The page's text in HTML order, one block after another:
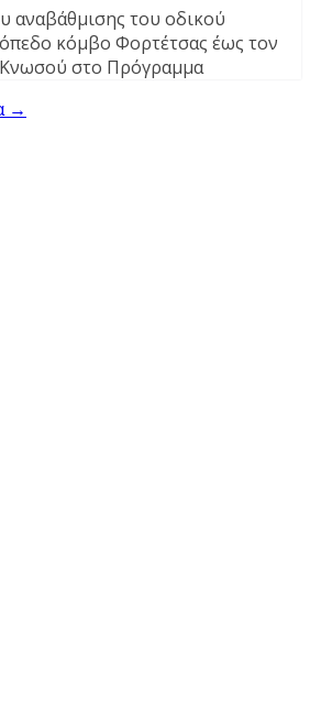
αναβάθμισης του οδικού
κόμβο Φορτέτσας έως τον
στο Πρόγραμμα
→